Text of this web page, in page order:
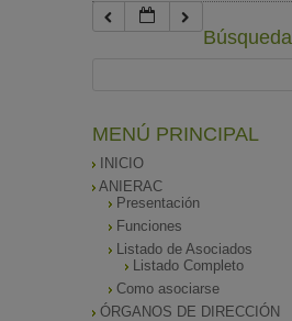
Búsqueda
MENÚ PRINCIPAL
INICIO
ANIERAC
Presentación
Funciones
Listado de Asociados
Listado Completo
Como asociarse
ÓRGANOS DE DIRECCIÓN